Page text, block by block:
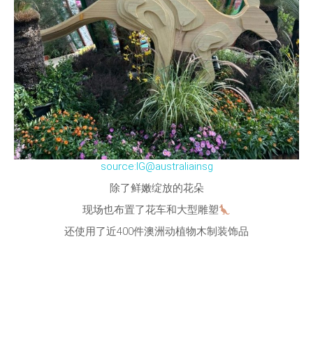
source:IG@australiainsg
除了鲜嫩绽放的花朵
现场也布置了花车和大型雕塑
还使用了近400件澳洲动植物木制装饰品